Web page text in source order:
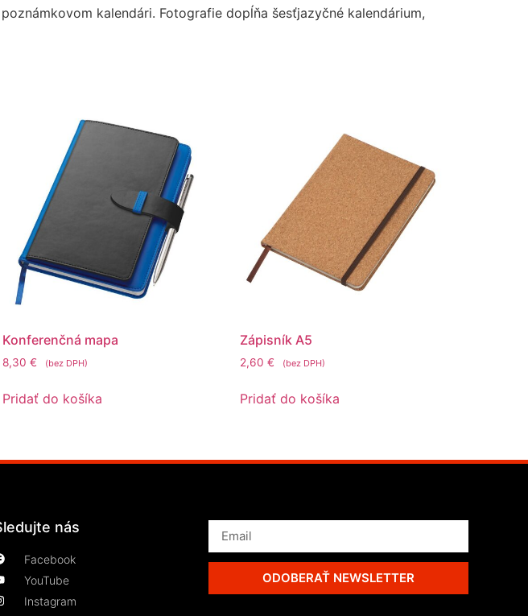
kalendári. Fotografie dopĺňa šesťjazyčné kalendárium,
Konferenčná mapa
8,30€ (bez DPH)
Pridať do košíka
Zápisník A5
2,60€ (bez DPH)
Pridať do košíka
nás
Facebook
YouTube
Instagram
ODOBERAŤ NEWSLETTER